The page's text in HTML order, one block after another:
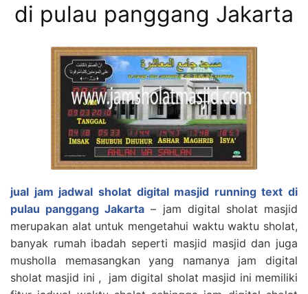
di pulau panggang Jakarta
jual jam jadwal sholat digital masjid running text di
pulau panggang Jakarta – jam digital sholat masjid
merupakan alat untuk mengetahui waktu waktu sholat,
banyak rumah ibadah seperti masjid masjid dan juga
musholla memasangkan yang namanya jam digital
sholat masjid ini , jam digital sholat masjid ini memiliki